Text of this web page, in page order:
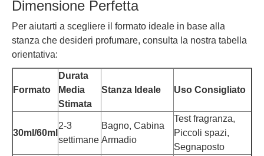
Dimensione Perfetta
Per aiutarti a scegliere il formato ideale in base alla
stanza che desideri profumare, consulta la nostra tabella
orientativa:
Formato
Durata
Media
Stimata
Stanza Ideale Uso Consigliato
30ml/60ml
2-3
settimane
Bagno, Cabina
Armadio
Test fragranza,
Piccoli spazi,
Segnaposto